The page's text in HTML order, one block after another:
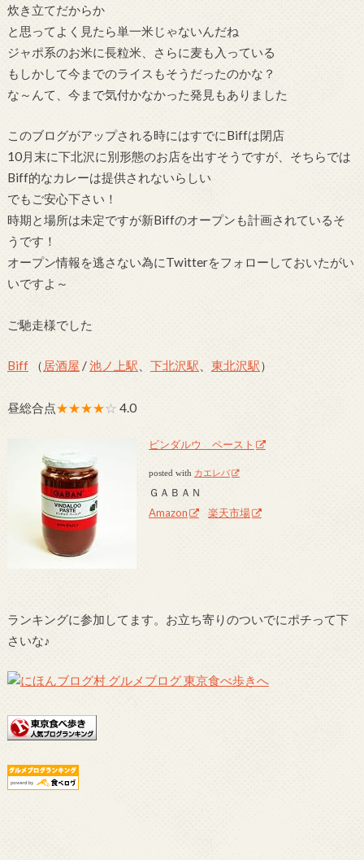
炊き立てだからか
と思ってよく見たら単一米じゃないんだね
ジャポ系のお米に長粒米、さらに麦も入っている
もしかして今までのライスもそうだったのかな？
な～んて、今まで気付かなかった発見もありました
このブログがアップされる時にはすでにBiffは閉店
10月末に下北沢に別形態のお店を出すそうですが、そちらでは
Biff的なカレーは提供されないらしい
でもご安心下さい！
時期と場所は未定ですが新Biffのオープンも計画されているそ
うです！
オープン情報を逃さない為にTwitterをフォローしておいたがい
いですよ～
ご馳走様でした
Biff（ 居酒屋 /池ノ上駅 下北沢駅 東北沢駅）
昼総合点★★★★☆ 4.0
ビンダルウ ペースト
posted with カエレバ
ＧＡＢＡＮ
Amazon
楽天市場
ランキングに参加してます。お立ち寄りのついでにポチって下
さいな♪